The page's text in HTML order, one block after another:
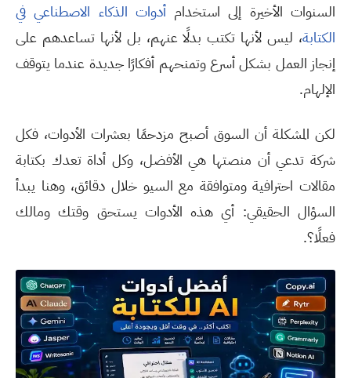
السنوات الأخيرة إلى استخدامأدوات الذكاء الاصطناعي في
الكتابة، ليس لأنها تكتب بدلًا عنهم، بل لأنها تساعدهم على
إنجاز العمل بشكل أسرع وتمنحهم أفكارًا جديدة عندما يتوقف
الإلهام.
لكن المشكلة أن السوق أصبح مزدحمًا بعشرات الأدوات، فكل
شركة تدعي أن منصتها هي الأفضل، وكل أداة تعدك بكتابة
مقالات احترافية ومتوافقة مع السيو خلال دقائق، وهنا يبدأ
السؤال الحقيقي: أي هذه الأدوات يستحق وقتك ومالك
فعلًا؟.